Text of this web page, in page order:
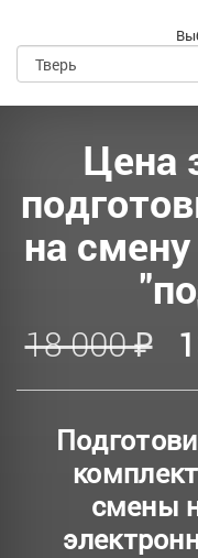
Цена
на
18 000 ₽
смены